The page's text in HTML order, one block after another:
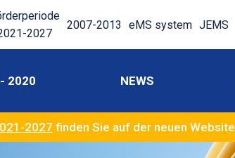
2027
2007-2013 eMS system JEMS
2020 NEWS
2027 finden Sie auf der neuen Website